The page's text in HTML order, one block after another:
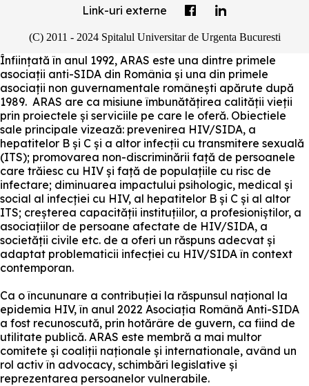
Link-uri externe
(C) 2011 - 2024 Spitalul Universitar de Urgenta Bucuresti
Înființată în anul 1992, ARAS este una dintre primele
asociații anti-SIDA din România și una din primele
asociații non guvernamentale românești apărute după
1989. ARAS are ca misiune îmbunătățirea calității vieții
prin proiectele și serviciile pe care le oferă. Obiectiele
sale principale vizează: prevenirea HIV/SIDA, a
hepatitelor B și C și a altor infecții cu transmitere sexuală
(ITS); promovarea non-discriminării față de persoanele
care trăiesc cu HIV și față de populațiile cu risc de
infectare; diminuarea impactului psihologic, medical și
social al infecției cu HIV, al hepatitelor B și C și al altor
ITS; creșterea capacității instituțiilor, a profesioniștilor, a
asociațiilor de persoane afectate de HIV/SIDA, a
societății civile etc. de a oferi un răspuns adecvat și
adaptat problematicii infecției cu HIV/SIDA în context
contemporan.
Ca o încununare a contribuției la răspunsul național la
epidemia HIV, în anul 2022 Asociația Română Anti-SIDA
a fost recunoscută, prin hotărâre de guvern, ca fiind de
utilitate publică. ARAS este membră a mai multor
comitete și coaliții naționale și internationale, având un
rol activ în advocacy, schimbări legislative și
reprezentarea persoanelor vulnerabile.